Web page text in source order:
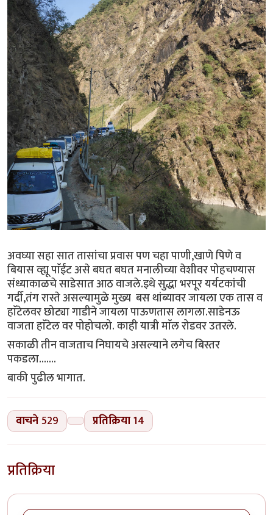
अवघ्या सहा सात तासांचा प्रवास पण चहा पाणी,खाणे पिणे व
बियास व्ह्यू पाॅईंट असे बघत बघत मनालीच्या वेशीवर पोहचण्यास
संध्याकाळचे साडेसात आठ वाजले.इथे सुद्धा भरपूर यर्यटकांची
गर्दी,तंग रास्ते असल्यामुळे मुख्य बस थांब्यावर जायला एक तास व
हाॅटेलवर छोट्या गाडीने जायला पाऊणतास लागला.साडेनऊ
वाजता हाॅटेल वर पोहोचलो. काही यात्री माॅल रोडवर उतरले.
सकाळी तीन वाजताच निघायचे असल्याने लगेच बिस्तर
पकडला.......
बाकी पुढील भागात.
वाचने529 प्रतिक्रिया14
प्रतिक्रिया